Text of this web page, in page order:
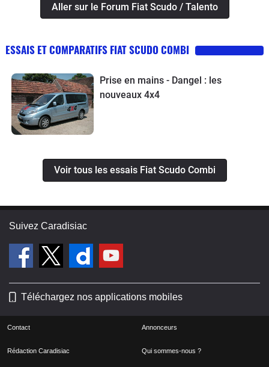
Aller sur le Forum Fiat Scudo / Talento
ESSAIS ET COMPARATIFS FIAT SCUDO COMBI
Prise en mains - Dangel : les
nouveaux 4x4
Voir tous les essais Fiat Scudo Combi
Suivez Caradisiac
Téléchargez nos applications mobiles
Contact Annonceurs
Rédaction Caradisiac Qui sommes-nous ?